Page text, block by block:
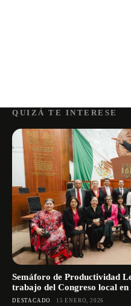
QUIZÁ TE INTERESE
Semáforo de Productividad
trabajo del Congreso local en
DESTACADO 15 ENERO, 2026